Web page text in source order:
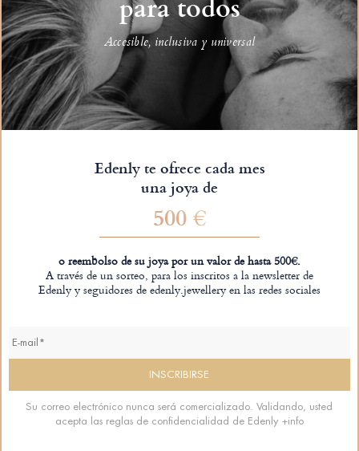
Accesible, inclusiva y universal
Edenly te ofrece cada mes
una joya de
500 €
o reembolso de su joya por un valor de hasta 500€.
A través de un sorteo, para los inscritos a la newsletter de
Edenly y seguidores de edenly.jewellery en las redes sociales
Su correo electrónico nunca será comercializado. Validando, usted
acepta las reglas de confidencialidad de Edenly +info